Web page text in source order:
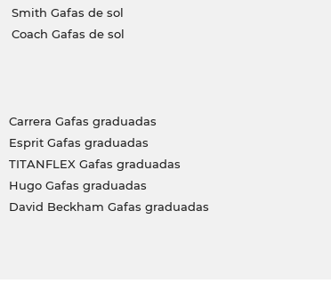
Smith Gafas de sol
Coach Gafas de sol
Carrera Gafas graduadas
Esprit Gafas graduadas
TITANFLEX Gafas graduadas
Hugo Gafas graduadas
David Beckham Gafas graduadas